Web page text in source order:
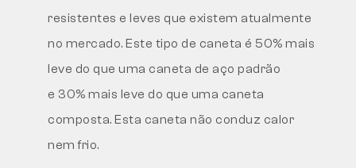
resistentes e leves que existem atualmente
no mercado. Este tipo de caneta é 50% mais
leve do que uma caneta de aço padrão
e 30% mais leve do que uma caneta
composta. Esta caneta não conduz calor
nem frio.